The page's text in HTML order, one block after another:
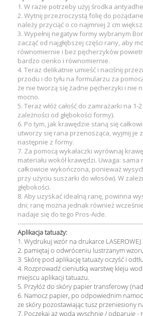
1. W razie potrzeby użyj środka
2. Wytnij przezroczystą folię do
należy przyciąć o co najmniej 2 cm
3. Wypełnij negatyw formy wybranym
zacząć od najgłębszej części rany, aby
równomiernie i bez pęcherzyków
bardzo cienko i równomiernie.
4. Teraz delikatnie umieść i naciśnij
przodu i do tyłu na formularzu za
że nie tworzą się żadne pęcherzyki i nie
mocno.
5. Teraz włóż całość do zamrażarki na 1-
zależności od głębokości formy).
6. Po tym, jak krawędzie staną się
utworzy się rana przenosząca, wyjmij je
następnie z formy.
7. Za pomocą wykałaczki wyrównaj
materiału wokół krawędzi. Uwaga:
całkowicie wykończona, ponieważ
przy użyciu suszarki do włosów). W
głębokości.
8. Aby uzyskać idealną ranę, powinna
dni; ranę można jednak również
nadaje się do tego Pros-Aide.
Aplikacja tatuaży:
1. Wydrukuj wzór na drukarce LASEROWEJ
2. pamiętaj o odwróceniu lustrzanym
3. Skórę pod aplikację tatuaży oczyść i
4. Rozprowadź cieniutką warstwę kleju
miejscu aplikacji tatuażu.
5. Przyłóż do skóry papier transferowy
6. Namocz papier, po odpowiednim
ze skóry pozostawiając tusz przeniesiony
7. Poczekaj aż woda wyschnie / odparuje -